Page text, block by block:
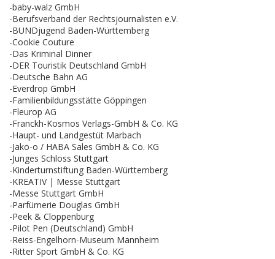
-baby-walz GmbH
-Berufsverband der Rechtsjournalisten e.V.
-BUNDjugend Baden-Württemberg
-Cookie Couture
-Das Kriminal Dinner
-DER Touristik Deutschland GmbH
-Deutsche Bahn AG
-Everdrop GmbH
-Familienbildungsstätte Göppingen
-Fleurop AG
-Franckh-Kosmos Verlags-GmbH & Co. KG
-Haupt- und Landgestüt Marbach
-Jako-o / HABA Sales GmbH & Co. KG
-Junges Schloss Stuttgart
-Kinderturnstiftung Baden-Württemberg
-KREATIV | Messe Stuttgart
-Messe Stuttgart GmbH
-Parfümerie Douglas GmbH
-Peek & Cloppenburg
-Pilot Pen (Deutschland) GmbH
-Reiss-Engelhorn-Museum Mannheim
-Ritter Sport GmbH & Co. KG